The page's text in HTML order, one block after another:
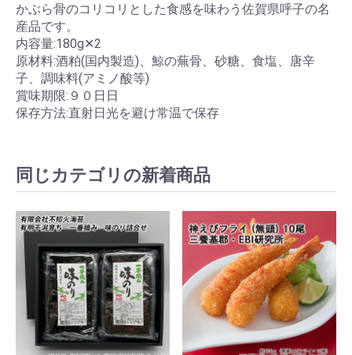
お買い物を続ける カートへ進む
かぶら骨のコリコリとした食感を味わう佐賀県呼子の名
産品です。
内容量:180g✕2
原材料:酒粕(国内製造)、鯨の蕪骨、砂糖、食塩、唐辛
子、調味料(アミノ酸等)
賞味期限:９０日日
保存方法:直射日光を避け常温で保存
同じカテゴリの新着商品